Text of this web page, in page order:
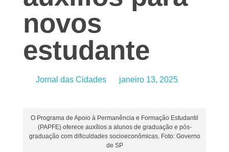
novos
estudante
Jornal das Cidades janeiro 13, 2025
O Programa de Apoio à Permanência e Formação Estudantil
(PAPFE) oferece auxílios a alunos de graduação e pós-
graduação com dificuldades socioeconômicas. Foto: Governo
de SP